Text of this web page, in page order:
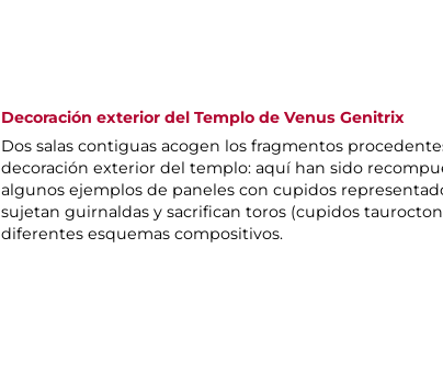
Decoración exterior del Templo de Venus Genitrix
Dos salas contiguas acogen los fragmentos
decoración exterior del templo: aquí han sido
algunos ejemplos de paneles con cupidos
sujetan guirnaldas y sacrifican toros (cupidos
diferentes esquemas compositivos.